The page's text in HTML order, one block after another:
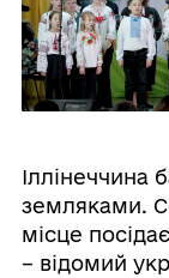
Іллінеччина
земляками.
місце
– відомий